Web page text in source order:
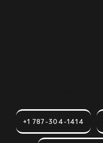
+1 787-304-1414